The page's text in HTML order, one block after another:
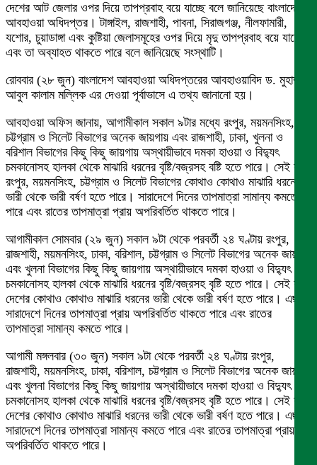
দেশের আট জেলার ওপর দিয়ে তাপপ্রবাহ বয়ে যাচ্ছে বলে জানিয়েছে বাংলাদেশ
আবহাওয়া অধিদপ্তর। টাঙ্গাইল, রাজশাহী, পাবনা, সিরাজগঞ্জ, নীলফামারী,
যশোর, চুয়াডাঙ্গা এবং কুষ্টিয়া জেলাসমূহের ওপর দিয়ে মৃদু তাপপ্রবাহ বয়ে যাচ্ছে
এবং তা অব্যাহত থাকতে পারে বলে জানিয়েছে সংস্থাটি।
রোববার (২৮ জুন) বাংলাদেশ আবহাওয়া অধিদপ্তরের আবহাওয়াবিদ ড. মুহাম্মদ
আবুল কালাম মল্লিক এর দেওয়া পূর্বাভাসে এ তথ্য জানানো হয়।
আবহাওয়া অফিস জানায়, আগামীকাল সকাল ৯টার মধ্যে রংপুর, ময়মনসিংহ,
চট্টগ্রাম ও সিলেট বিভাগের অনেক জায়গায় এবং রাজশাহী, ঢাকা, খুলনা ও
বরিশাল বিভাগের কিছু কিছু জায়গায় অস্থায়ীভাবে দমকা হাওয়া ও বিদ্যুৎ
চমকানোসহ হালকা থেকে মাঝারি ধরনের বৃষ্টি/বজ্রসহ বষ্টি হতে পারে। সেই সঙ্গে
রংপুর, ময়মনসিংহ, চট্টগ্রাম ও সিলেট বিভাগের কোথাও কোথাও মাঝারি ধরনের
ভারী থেকে ভারী বর্ষণ হতে পারে। সারাদেশে দিনের তাপমাত্রা সামান্য কমতে
পারে এবং রাতের তাপমাত্রা প্রায় অপরিবর্তিত থাকতে পারে।
আগামীকাল সোমবার (২৯ জুন) সকাল ৯টা থেকে পরবর্তী ২৪ ঘণ্টায় রংপুর,
রাজশাহী, ময়মনসিংহ, ঢাকা, বরিশাল, চট্টগ্রাম ও সিলেট বিভাগের অনেক জায়গায়
এবং খুলনা বিভাগের কিছু কিছু জায়গায় অস্থায়ীভাবে দমকা হাওয়া ও বিদ্যুৎ
চমকানোসহ হালকা থেকে মাঝারি ধরনের বৃষ্টি/বজ্রসহ বৃষ্টি হতে পারে। সেই সঙ্গে
দেশের কোথাও কোথাও মাঝারি ধরনের ভারী থেকে ভারী বর্ষণ হতে পারে। এছাড়া
সারাদেশে দিনের তাপমাত্রা প্রায় অপরিবর্তিত থাকতে পারে এবং রাতের
তাপমাত্রা সামান্য কমতে পারে।
আগামী মঙ্গলবার (৩০ জুন) সকাল ৯টা থেকে পরবর্তী ২৪ ঘণ্টায় রংপুর,
রাজশাহী, ময়মনসিংহ, ঢাকা, বরিশাল, চট্টগ্রাম ও সিলেট বিভাগের অনেক জায়গায়
এবং খুলনা বিভাগের কিছু কিছু জায়গায় অস্থায়ীভাবে দমকা হাওয়া ও বিদ্যুৎ
চমকানোসহ হালকা থেকে মাঝারি ধরনের বৃষ্টি/বজ্রসহ বৃষ্টি হতে পারে। সেই সঙ্গে
দেশের কোথাও কোথাও মাঝারি ধরনের ভারী থেকে ভারী বর্ষণ হতে পারে। এছাড়া
সারাদেশে দিনের তাপমাত্রা সামান্য কমতে পারে এবং রাতের তাপমাত্রা প্রায়
অপরিবর্তিত থাকতে পারে।